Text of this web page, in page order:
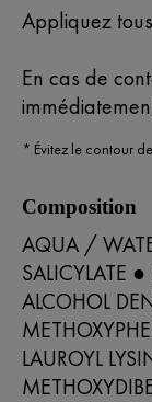
Appliquez
En cas de
* Évitez le contour
Composition
AQUA /
SALICYLATE
ALCOHOL
LAUROYL